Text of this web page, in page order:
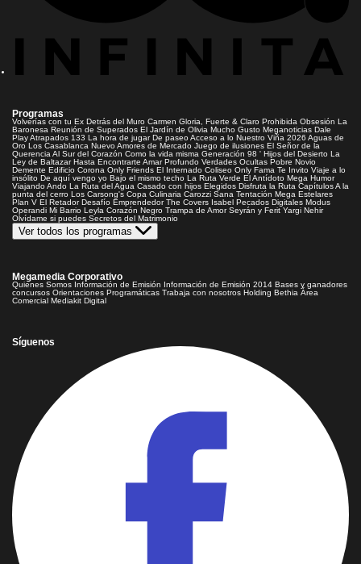
Programas
Volverías con tu Ex Detrás del Muro Carmen Gloria, Fuerte & Claro Prohibida Obsesión La
Baronesa Reunión de Superados El Jardín de Olivia Mucho Gusto Meganoticias Dale
PlayAtrapados 133 La hora de jugar De paseoAcceso a lo Nuestro Viña 2026 Aguas de
Oro Los Casablanca Nuevo Amores de Mercado Juego de ilusiones El Señor de la
Querencia Al Sur del Corazón Como la vida misma Generación 98 ' Hijos del Desierto La
Ley de Baltazar Hasta Encontrarte Amar Profundo Verdades Ocultas Pobre Novio
Demente Edificio Corona Only Friends El Internado Coliseo Only Fama Te Invito Viaje a lo
insólito De aquí vengo yo Bajo el mismo techo La Ruta Verde El Antídoto Mega Humor
Viajando Ando La Ruta del Agua Casado con hijos Elegidos Disfruta la Ruta CapítulosA la
punta del cerro Los Carsong's Copa Culinaria Carozzi Sana Tentación Mega Estelares
Plan V El Retador Desafío Emprendedor The Covers Isabel Pecados Digitales Modus
Operandi Mi Barrio Leyla Corazón Negro Trampa de Amor Seyrán y Ferit Yargi Nehir
Olvídame si puedes Secretos del Matrimonio
Ver todos los programas
Megamedia Corporativo
Quienes Somos Información de Emisión Información de Emisión 2014 Bases y ganadores
concursos Orientaciones Programáticas Trabaja con nosotros Holding Bethia Área
Comercial Mediakit Digital
Síguenos